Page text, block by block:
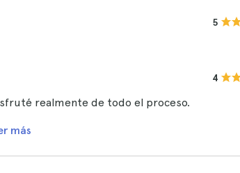
5
4
realmente de todo el proceso.
más